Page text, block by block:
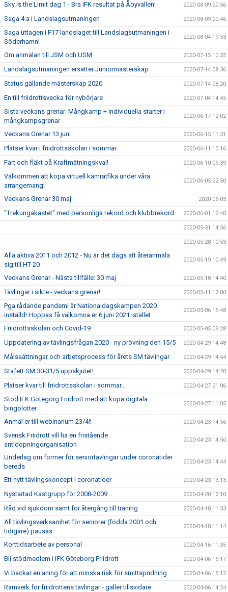
Sky is the Limit dag 1 - Bra IFK resultat på Åbyvallen! 2020-08-09 20:56
Saga 4:a i Landslagsutmaningen 2020-08-09 20:46
Saga uttagen i F17 landslaget till Landslagsutmaningen i
Söderhamn!
2020-08-04 19:53
Om anmälan till JSM och USM 2020-07-15 10:32
Landslagsutmaningen ersätter Juniormästerskap 2020-07-14 08:36
Status gällande mästerskap 2020 2020-07-14 08:20
En till friidrottsvecka för nybörjare 2020-07-04 14:45
Sista veckans grenar: Mångkamp + individuella starter i
mångkampsgrenar
2020-06-17 12:02
Veckans Grenar 13 juni 2020-06-15 11:31
Platser kvar i friidrottsskolan i sommar 2020-06-11 10:16
Fart och fläkt på Kraftmätningskval! 2020-06-10 09:39
Välkommen att köpa virtuell kamratfika under våra
arrangemang!
2020-06-05 22:50
Veckans Grenar 30 maj 2020-06-03
"Trekungakastet" med personliga rekord och klubbrekord 2020-06-01 12:40
2020-05-31 14:56
2020-05-28 10:53
Alla aktiva 2011 och 2012 - Nu är det dags att återanmäla
sig till HT-20
2020-05-19 10:49
Veckans Grenar - Nästa tillfälle: 30 maj 2020-05-18 14:40
Tävlingar i sikte - veckans grenar! 2020-05-11 12:00
Pga rådande pandemi är Nationaldagskampen 2020
inställd! Hoppas få välkomna er 6 juni 2021 istället
2020-05-06 15:48
Friidrottsskolan och Covid-19 2020-05-05 09:28
Uppdatering av tävlingsfrågan 2020 - ny prövning den 15/5 2020-04-29 14:48
Målsaättningar och arbetsprocess för årets SM tävlingar 2020-04-29 14:44
Stafett SM 30-31/5 uppskjutet! 2020-04-29 14:20
Platser kvar till friidrottsskolan i sommar... 2020-04-27 21:06
Stöd IFK Götegorg Friidrott med att köpa digitala
bingolotter
2020-04-27 11:05
Anmäl er till webinarium 23/4!! 2020-04-23 14:56
Svensk Friidrott vill ha en fristående
antidopningorganisation
2020-04-23 14:50
Underlag om former för seniortävlingar under coronatider
bereds
2020-04-23 14:44
Ett nytt tävlingskoncept i coronatider 2020-04-23 13:13
Nystartad Kastgrupp för 2008-2009 2020-04-20 12:10
Råd vid sjukdom samt för återgång till träning 2020-04-18 11:33
All tävlingsverksamhet för seniorer (födda 2001 och
tidigare) pausas
2020-04-18 11:14
Korttidsarbete av personal 2020-04-16 11:35
Bli stödmedlem i IFK Göteborg Friidrott 2020-04-06 15:17
Vi backar en aning för att minska risk för smittspridning 2020-04-06 15:12
Ramverk för friidrottens tävlingar - gäller tillsvidare 2020-04-06 14:24